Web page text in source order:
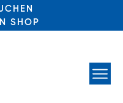
SHOP
SHOP